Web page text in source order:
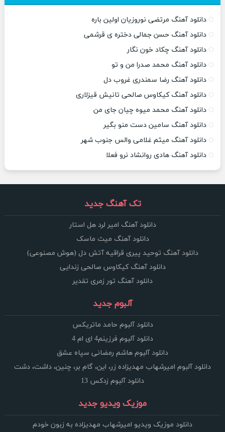
دانلود آهنگ مرتضی نوروزیان اولین باره
دانلود آهنگ حسن جمالی دختره ی قرشمی
دانلود آهنگ چکاد خون نگار
دانلود آهنگ محمد صدرا من و تو
دانلود آهنگ رضا سمندری غروب دل
دانلود آهنگ کیکاوس صالحی تانیش قیزلاری
دانلود آهنگ محمد میوه چیان جای من
دانلود آهنگ سامین دست منو بگیر
دانلود آهنگ میثم غلامی والس جنوب شهر
دانلود آهنگ هادی روانشاد نرو فعلا
تک آهنگ جدید
دانلود آهنگ امیر لرد هل استار
دانلود آهنگ میث ماسک
دانلود آهنگ توحید پیری قراقیه آتش دل (هوش مصنوعی)
دانلود آهنگ کیکاوس صالحی زندایی
دانلود آهنگ تور زمری تقدیر
آلبوم جدید
دانلود آلبوم حامد ماتریکس
دانلود آلبوم فرزینم4 ای ام 4
دانلود آلبوم هاشم رمضانی سپاه عشق
دانلود آلبوم امیرشهاب مهدیزاده زر، این، گام بر، چنین، داشت، دشت
دانلود آلبوم زدکس 13
موزیک ویدیو جدید
دانلود موزیک ویدیو امیرشهاب مهدیزاده به زبون خودم